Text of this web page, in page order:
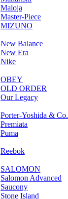
Maloja
Master-Piece
MIZUNO
New Balance
New Era
Nike
OBEY
OLD ORDER
Our Legacy
Porter-Yoshida & Co.
Premiata
Puma
Reebok
SALOMON
Salomon Advanced
Saucony
Stone Island